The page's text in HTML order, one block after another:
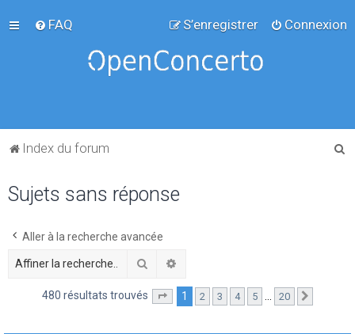
FAQ Connexion
S’enregistrer
Index du forum
Sujets sans réponse
Aller à la recherche avancée
Rechercher
480 résultats trouvés Page sur20
1 2 3 4 5 … 20